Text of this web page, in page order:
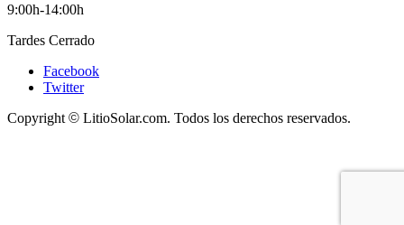
9:00h-14:00h
Tardes Cerrado
Facebook
Twitter
Copyright © LitioSolar.com. Todos los derechos reservados.